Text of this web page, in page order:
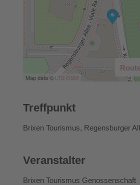
Map data © LTS OSM
Treffpunkt
Brixen Tourismus, Regensburger
Veranstalter
Brixen Tourismus Genossenschaft